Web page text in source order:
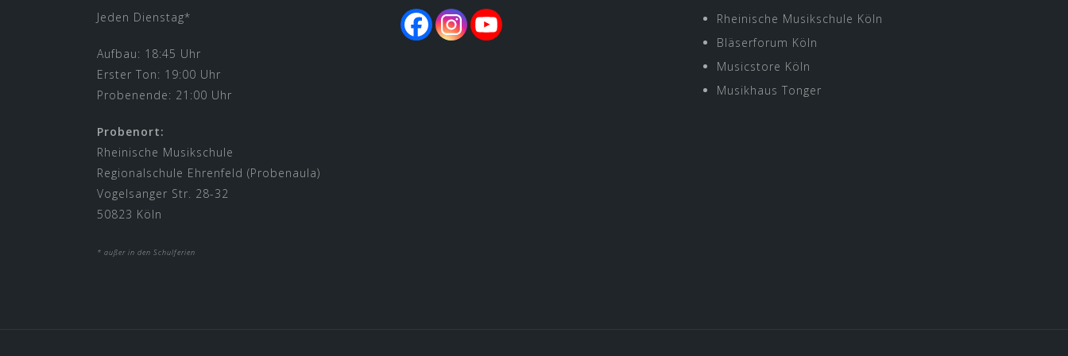
Jeden Dienstag*
Aufbau: 18:45 Uhr
Erster Ton: 19:00 Uhr
Probenende: 21:00 Uhr
Probenort:
Rheinische Musikschule
Regionalschule Ehrenfeld (Probenaula)
Vogelsanger Str. 28-32
50823 Köln
* außer in den Schulferien
Rheinische Musikschule Köln
Bläserforum Köln
Musicstore Köln
Musikhaus Tonger